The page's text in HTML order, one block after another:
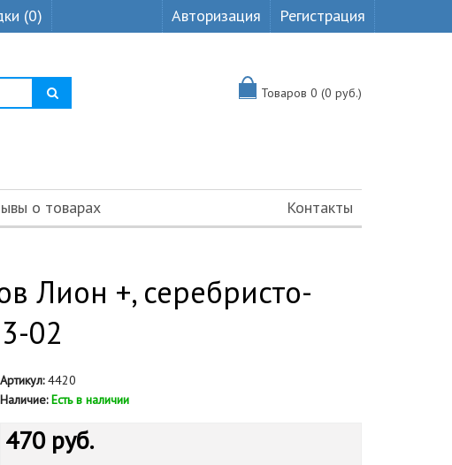
(0) Авторизация Регистрация
Товаров 0 (0 руб.)
о товарах Контакты
Лион +, серебристо-
02
Артикул:4420
Наличие: Есть в наличии
470 руб.